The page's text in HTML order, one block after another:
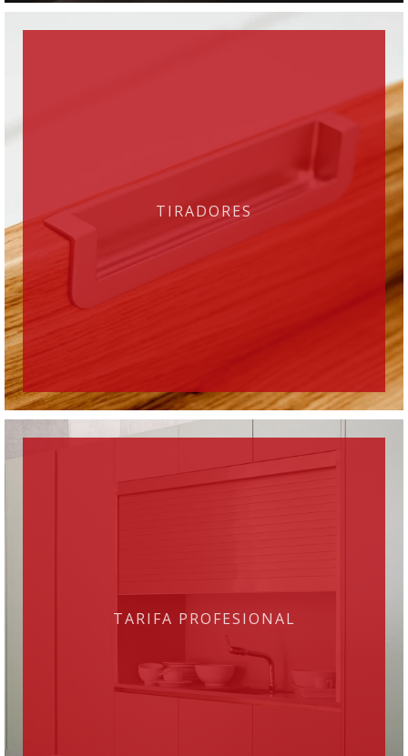
TIRADORES
TARIFA PROFESIONAL